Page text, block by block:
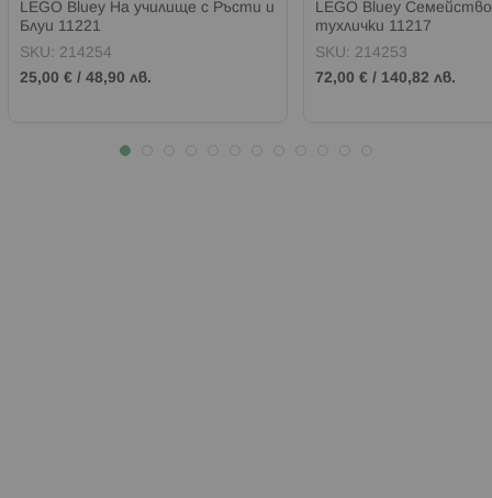
LEGO Bluey На училище с Ръсти и
Блуи 11221
SKU: 214254
25,00 € / 48,90 лв.
LEGO Bluey
тухлички 11217
SKU: 214253
72,00 € / 140,82 лв.